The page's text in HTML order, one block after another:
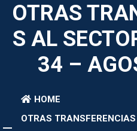
OTRAS
S AL
34 –
HOME
OTRAS